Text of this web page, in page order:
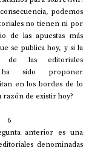
podemos
no tienen ni por
de las apuestas más
se publica hoy, y si la
las editoriales
ha sido proponer
en los bordes de lo
razón de existir hoy?
6
anterior es una
denominadas